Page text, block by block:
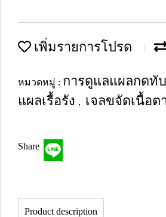
เพิ่มรายการโปรด
หมวดหมู่ : การดูแลแผลกดทั
แผลเรื้อรัง , เจลขจัดเนื้อต
Share
Product description